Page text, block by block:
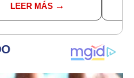
en el torneo
LEER MÁS